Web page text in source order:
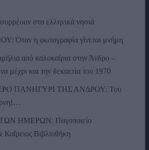
συρρέουν στα ελληνικά νησιά
Όταν η φωτογραφία γίνεται μνήμη
από καλοκαίρια στην Άνδρο –
μέχρι και την δεκαετία του 1970
ΠΑΝΗΓΥΡΙ ΤΗΣ ΑΝΔΡΟΥ: Του
ΗΜΕΡΩΝ: Παγοποιείο
Βιβλιοθήκη